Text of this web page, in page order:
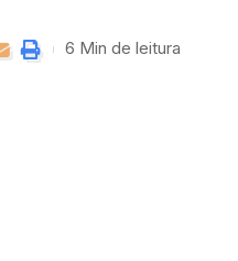
6 Min de leitura